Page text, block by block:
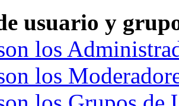
usuario y
los
los